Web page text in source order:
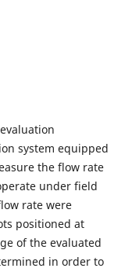
system equipped
the flow rate
under field
rate were
positioned at
of the evaluated
in order to